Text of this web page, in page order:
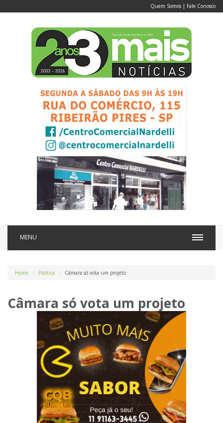
Quem Somos | Fale Conosco
MENU
Home Política Câmara só vota um projeto
Câmara só vota um projeto